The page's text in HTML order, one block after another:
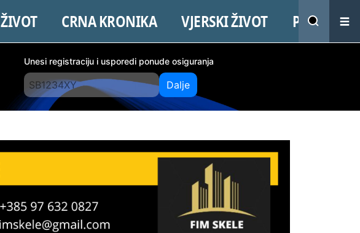
ŽIVOT CRNA KRONIKA VJERSKI ŽIVOT PROMO
Unesi registraciju i usporedi ponude osiguranja
Dalje